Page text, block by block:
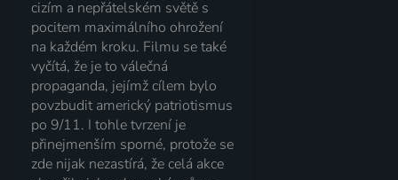
cizím a nepřátelském světě s
pocitem maximálního ohrožení
na každém kroku. Filmu se také
vyčítá, že je to válečná
propaganda, jejímž cílem bylo
povzbudit americký patriotismus
po 9/11. I tohle tvrzení je
přinejmenším sporné, protože se
zde nijak nezastírá, že celá akce